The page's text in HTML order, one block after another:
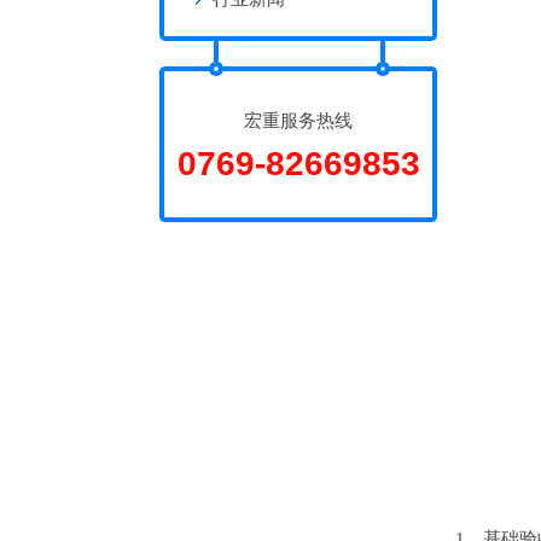
宏重服务热线
0769-82669853